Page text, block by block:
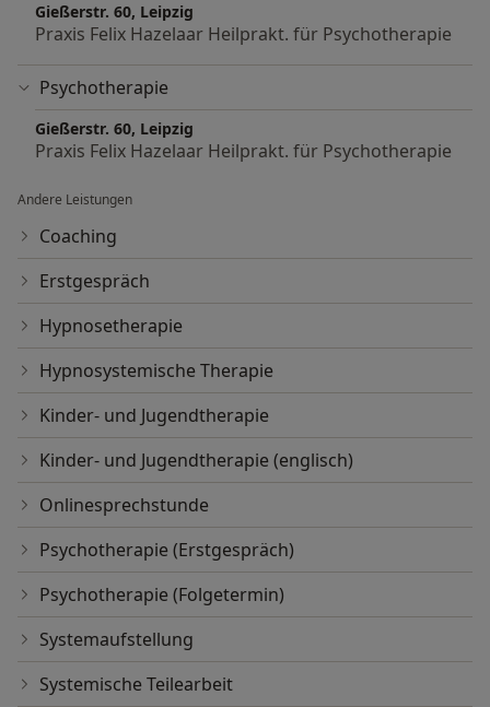
Gießerstr. 60, Leipzig
Praxis Felix Hazelaar Heilprakt. für Psychotherapie
Psychotherapie
Gießerstr. 60, Leipzig
Praxis Felix Hazelaar Heilprakt. für Psychotherapie
Andere Leistungen
Coaching
Erstgespräch
Hypnosetherapie
Hypnosystemische Therapie
Kinder- und Jugendtherapie
Kinder- und Jugendtherapie (englisch)
Onlinesprechstunde
Psychotherapie (Erstgespräch)
Psychotherapie (Folgetermin)
Systemaufstellung
Systemische Teilearbeit